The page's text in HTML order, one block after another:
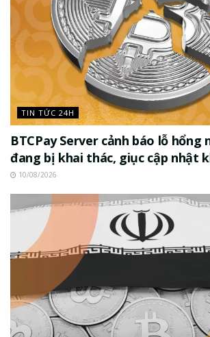
TIN TỨC 24H
BTCPay Server cảnh báo lỗ
đang bị khai thác, giục cập nhật
10/08/2026